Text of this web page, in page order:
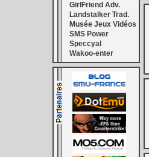
GirlFriend Adv.
Landstalker Trad.
Musée Jeux Vidéos
SMS Power
Speccyal
Wakoo-enter